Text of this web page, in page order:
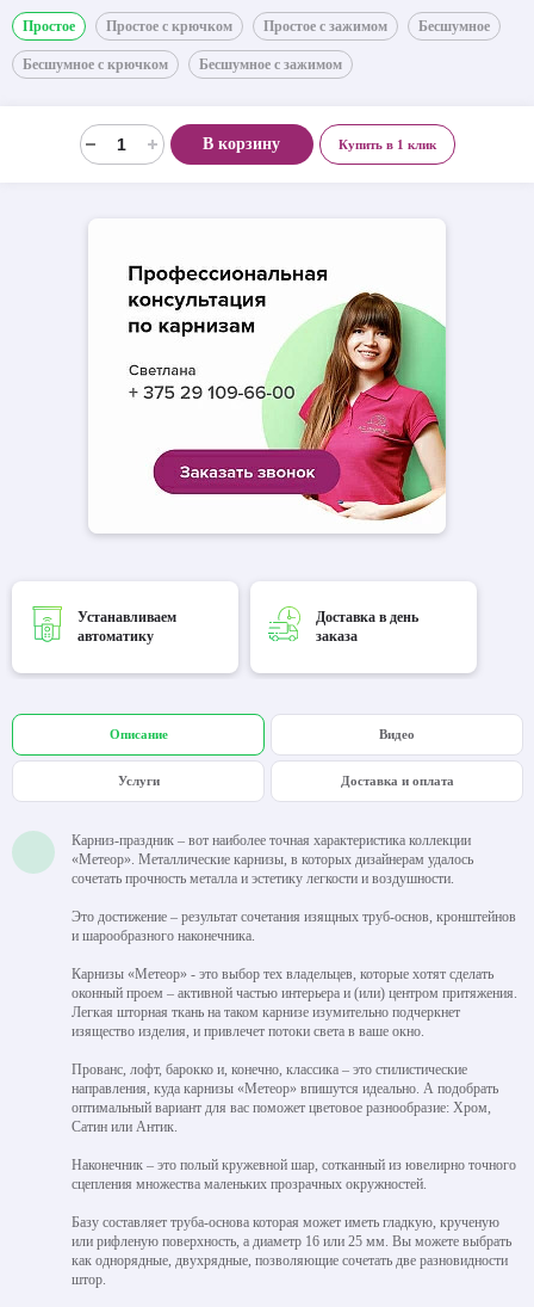
Простое Простое с крючком Простое с зажимом Бесшумное
Бесшумное с крючком Бесшумное с зажимом
В корзину Купить в 1 клик
Устанавливаем
автоматику
Доставка в день
заказа
Описание Видео
Услуги Доставка и оплата
Карниз-праздник – вот наиболее точная характеристика коллекции
«Метеор». Металлические карнизы, в которых дизайнерам удалось
сочетать прочность металла и эстетику легкости и воздушности.
Это достижение – результат сочетания изящных труб-основ, кронштейнов
и шарообразного наконечника.
Карнизы «Метеор» - это выбор тех владельцев, которые хотят сделать
оконный проем – активной частью интерьера и (или) центром притяжения.
Легкая шторная ткань на таком карнизе изумительно подчеркнет
изящество изделия, и привлечет потоки света в ваше окно.
Прованс, лофт, барокко и, конечно, классика – это стилистические
направления, куда карнизы «Метеор» впишутся идеально. А подобрать
оптимальный вариант для вас поможет цветовое разнообразие: Хром,
Сатин или Антик.
Наконечник – это полый кружевной шар, сотканный из ювелирно точного
сцепления множества маленьких прозрачных окружностей.
Базу составляет труба-основа которая может иметь гладкую, крученую
или рифленую поверхность, а диаметр 16 или 25 мм. Вы можете выбрать
как однорядные, двухрядные, позволяющие сочетать две разновидности
штор.